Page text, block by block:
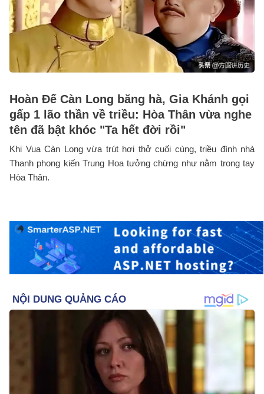
Hoàn Đế Càn Long băng hà, Gia Khánh gọi
gấp 1 lão thần về triều: Hòa Thân vừa nghe
tên đã bật khóc "Ta hết đời rồi"
Khi Vua Càn Long vừa trút hơi thở cuối cùng, triều đình nhà
Thanh phong kiến Trung Hoa tưởng chừng như nằm trong tay
Hòa Thân.